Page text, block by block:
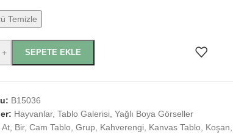
Temizle
+ SEPETE EKLE
B15036
Hayvanlar, Tablo Galerisi Yağlı Boya Görseller
At Bir, Cam Tablo Grup Kahverengi Kanvas Tablo Koşan